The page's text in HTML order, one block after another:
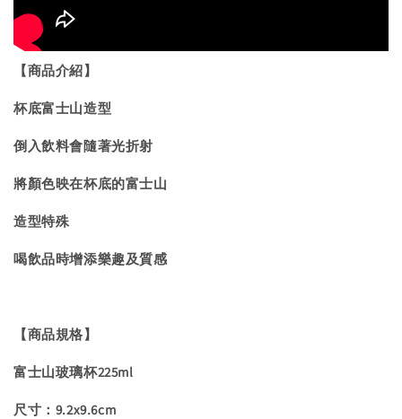
【商品介紹】
杯底富士山造型
倒入飲料會隨著光折射
將顏色映在杯底的富士山
造型特殊
喝飲品時增添樂趣及質感
【商品規格】
富士山玻璃杯225ml
尺寸：9.2x9.6cm